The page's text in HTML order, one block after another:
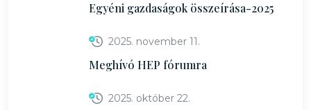
Egyéni gazdaságok összeírása-2025
2025. november 11.
Meghívó HEP fórumra
2025. október 22.